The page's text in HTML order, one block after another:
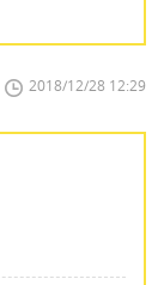
2018/12/28 12:29